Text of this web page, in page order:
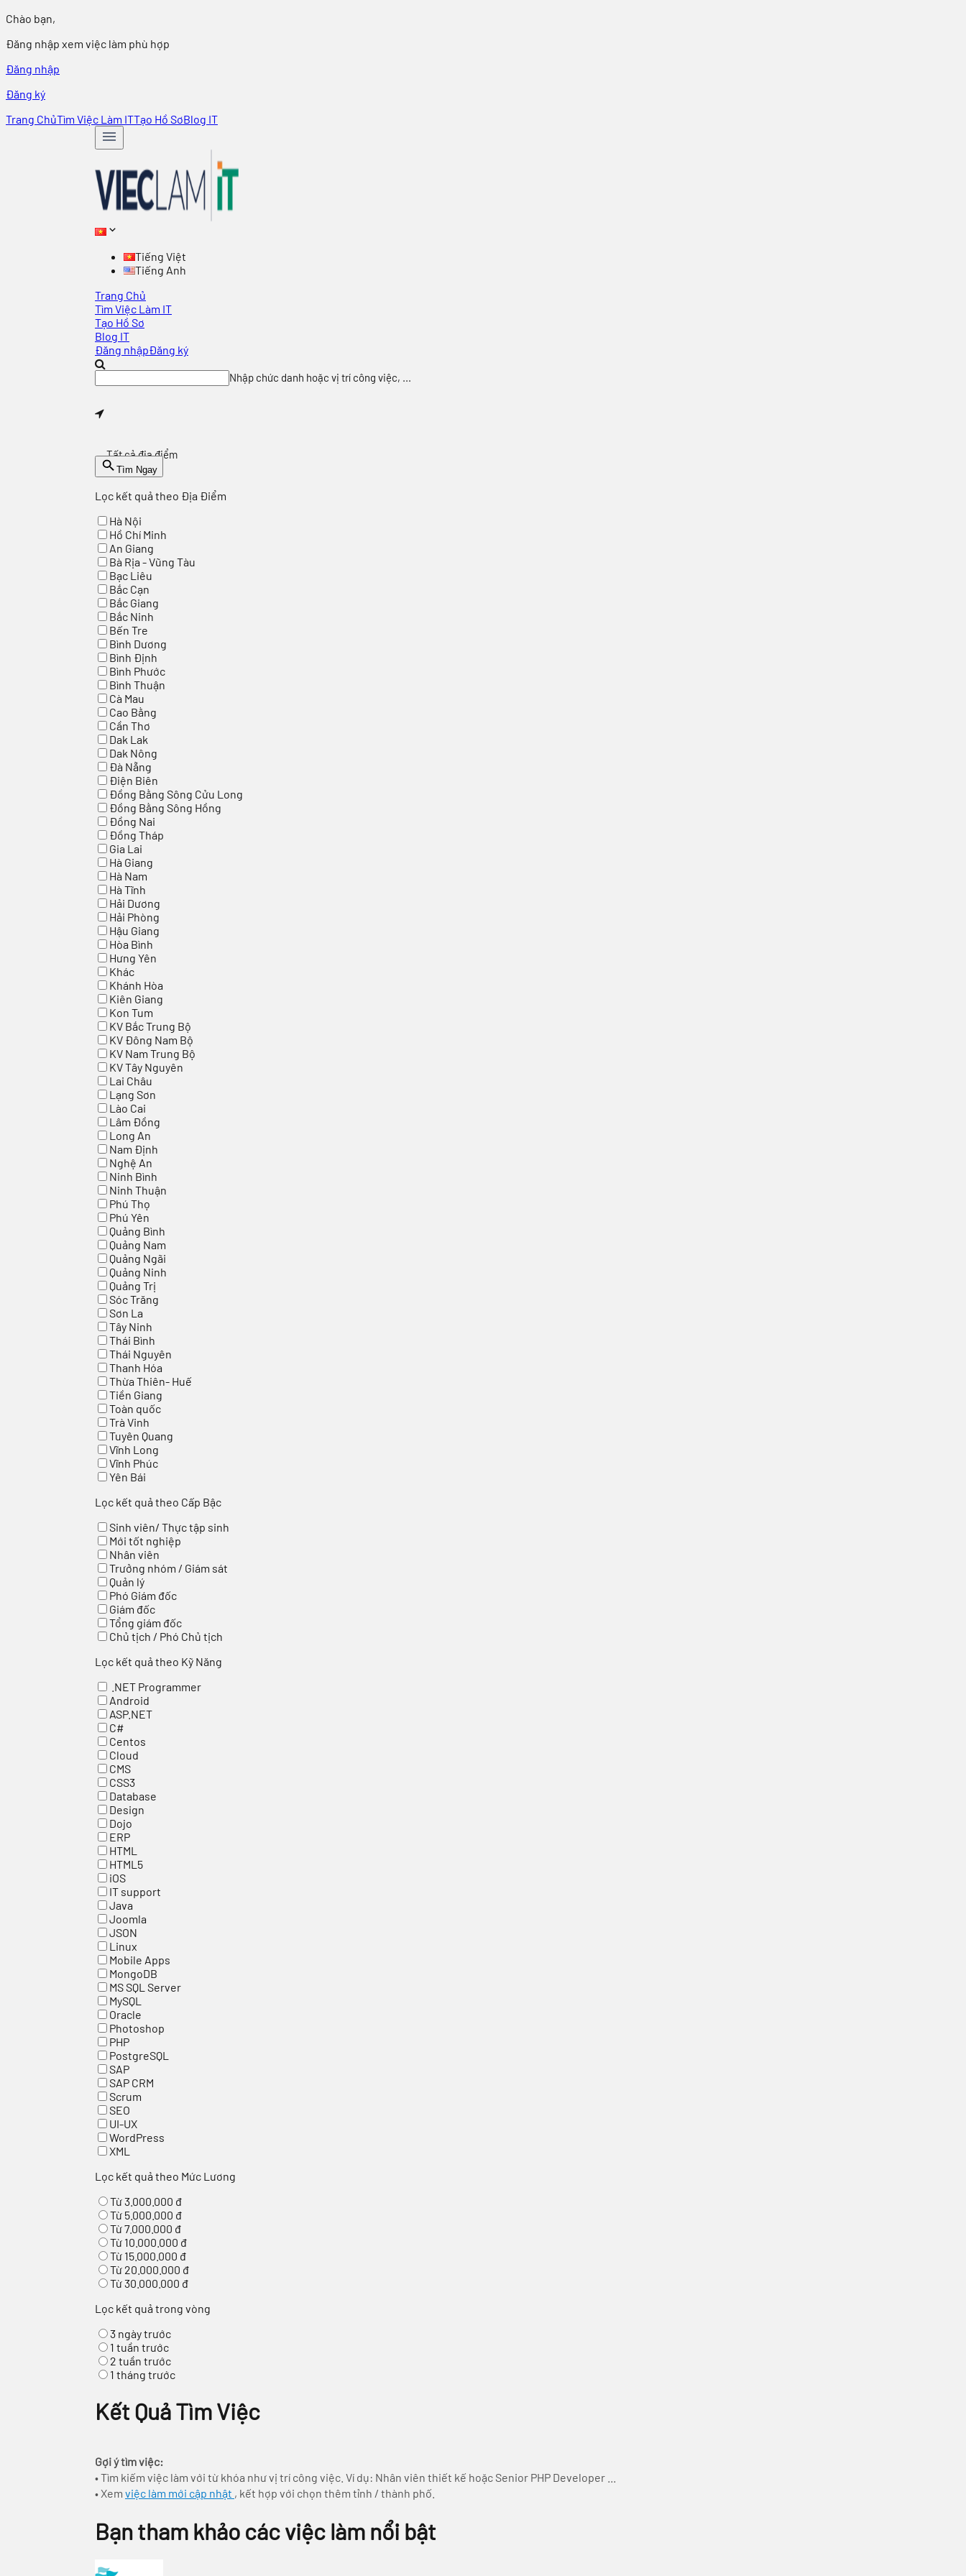
Chào bạn,
Đăng nhập xem việc làm phù hợp
Đăng nhập
Đăng ký
Trang ChủTìm Việc Làm ITTạo Hồ SơBlog IT
Tiếng Việt
Tiếng Anh
Trang Chủ
Tìm Việc Làm IT
Tạo Hồ Sơ
Blog IT
Đăng nhậpĐăng ký
Nhập chức danh hoặc vị trí công việc, ...
Tất cả địa điểm
Tìm Ngay
Lọc kết quả theo Địa Điểm
Hà Nội
Hồ Chí Minh
An Giang
Bà Rịa - Vũng Tàu
Bạc Liêu
Bắc Cạn
Bắc Giang
Bắc Ninh
Bến Tre
Bình Dương
Bình Định
Bình Phước
Bình Thuận
Cà Mau
Cao Bằng
Cần Thơ
Dak Lak
Dak Nông
Đà Nẵng
Điện Biên
Đồng Bằng Sông Cửu Long
Đồng Bằng Sông Hồng
Đồng Nai
Đồng Tháp
Gia Lai
Hà Giang
Hà Nam
Hà Tĩnh
Hải Dương
Hải Phòng
Hậu Giang
Hòa Bình
Hưng Yên
Khác
Khánh Hòa
Kiên Giang
Kon Tum
KV Bắc Trung Bộ
KV Đông Nam Bộ
KV Nam Trung Bộ
KV Tây Nguyên
Lai Châu
Lạng Sơn
Lào Cai
Lâm Đồng
Long An
Nam Định
Nghệ An
Ninh Bình
Ninh Thuận
Phú Thọ
Phú Yên
Quảng Bình
Quảng Nam
Quảng Ngãi
Quảng Ninh
Quảng Trị
Sóc Trăng
Sơn La
Tây Ninh
Thái Bình
Thái Nguyên
Thanh Hóa
Thừa Thiên- Huế
Tiền Giang
Toàn quốc
Trà Vinh
Tuyên Quang
Vĩnh Long
Vĩnh Phúc
Yên Bái
Lọc kết quả theo Cấp Bậc
Sinh viên/ Thực tập sinh
Mới tốt nghiệp
Nhân viên
Trưởng nhóm / Giám sát
Quản lý
Phó Giám đốc
Giám đốc
Tổng giám đốc
Chủ tịch / Phó Chủ tịch
Lọc kết quả theo Kỹ Năng
.NET Programmer
Android
ASP.NET
C#
Centos
Cloud
CMS
CSS3
Database
Design
Dojo
ERP
HTML
HTML5
iOS
IT support
Java
Joomla
JSON
Linux
Mobile Apps
MongoDB
MS SQL Server
MySQL
Oracle
Photoshop
PHP
PostgreSQL
SAP
SAP CRM
Scrum
SEO
UI-UX
WordPress
XML
Lọc kết quả theo Mức Lương
Từ 3.000.000 đ
Từ 5.000.000 đ
Từ 7.000.000 đ
Từ 10.000.000 đ
Từ 15.000.000 đ
Từ 20.000.000 đ
Từ 30.000.000 đ
Lọc kết quả trong vòng
3 ngày trước
1 tuần trước
2 tuần trước
1 tháng trước
Kết Quả Tìm Việc
Gợi ý tìm việc:
• Tìm kiếm việc làm với từ khóa như vị trí công việc. Ví dụ: Nhân viên thiết kế hoặc Senior PHP Developer ...
• Xem việc làm mới cập nhật , kết hợp với chọn thêm tỉnh / thành phố.
Bạn tham khảo các việc làm nổi bật